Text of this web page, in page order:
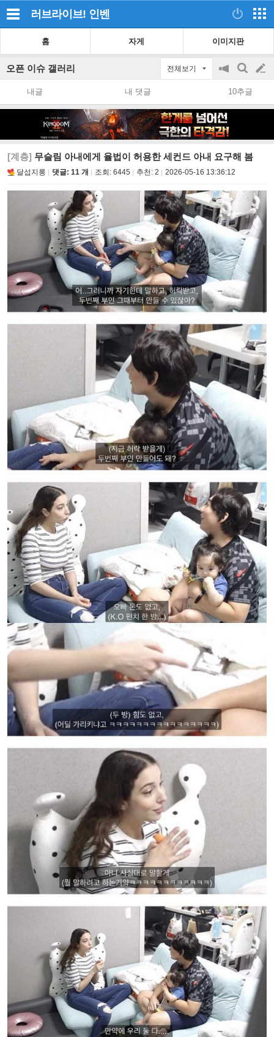
러브라이브! 인벤
홈 자게 이미지판
오픈 이슈 갤러리 전체보기
공
지
on/off
검
색
글
쓰
내글 내 댓글 10추글
[계층] 무슬림 아내에게 율법이 허용한 세컨드 아내 요구해 봄
달섭지롱 댓글: 11 개 조회: 6445 추천: 2 2026-05-16 13:36:12